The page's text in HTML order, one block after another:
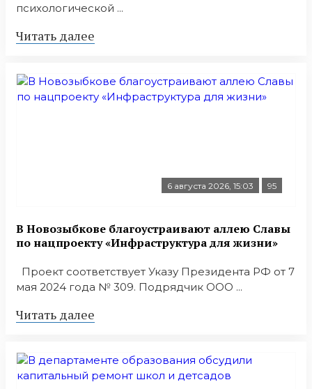
психологической ...
Читать далее
6 августа 2026, 15:03 95
В Новозыбкове благоустраивают аллею Славы
по нацпроекту «Инфраструктура для жизни»
Проект соответствует Указу Президента РФ от 7
мая 2024 года № 309. Подрядчик ООО ...
Читать далее